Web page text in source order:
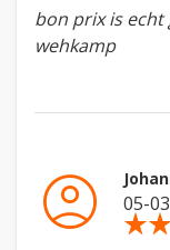
bon prix is echt
wehkamp
account_circle 05-
star_rate